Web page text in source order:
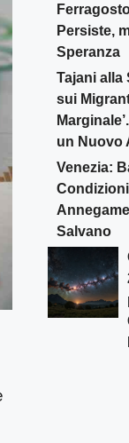
Persiste,
Speranza
Tajani alla
sui
un Nuovo
Venezia:
Salvano